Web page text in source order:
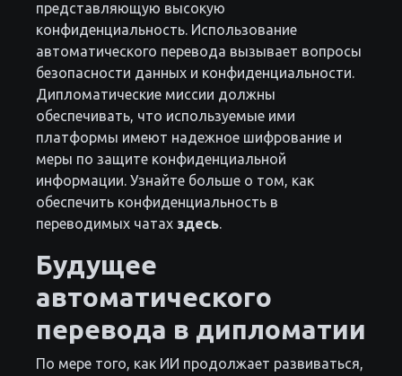
представляющую высокую
конфиденциальность. Использование
автоматического перевода вызывает вопросы
безопасности данных и конфиденциальности.
Дипломатические миссии должны
обеспечивать, что используемые ими
платформы имеют надежное шифрование и
меры по защите конфиденциальной
информации. Узнайте больше о том, как
обеспечить конфиденциальность в
переводимых чатах здесь
Будущее
автоматического
перевода в дипломатии
По мере того, как ИИ продолжает развиваться,